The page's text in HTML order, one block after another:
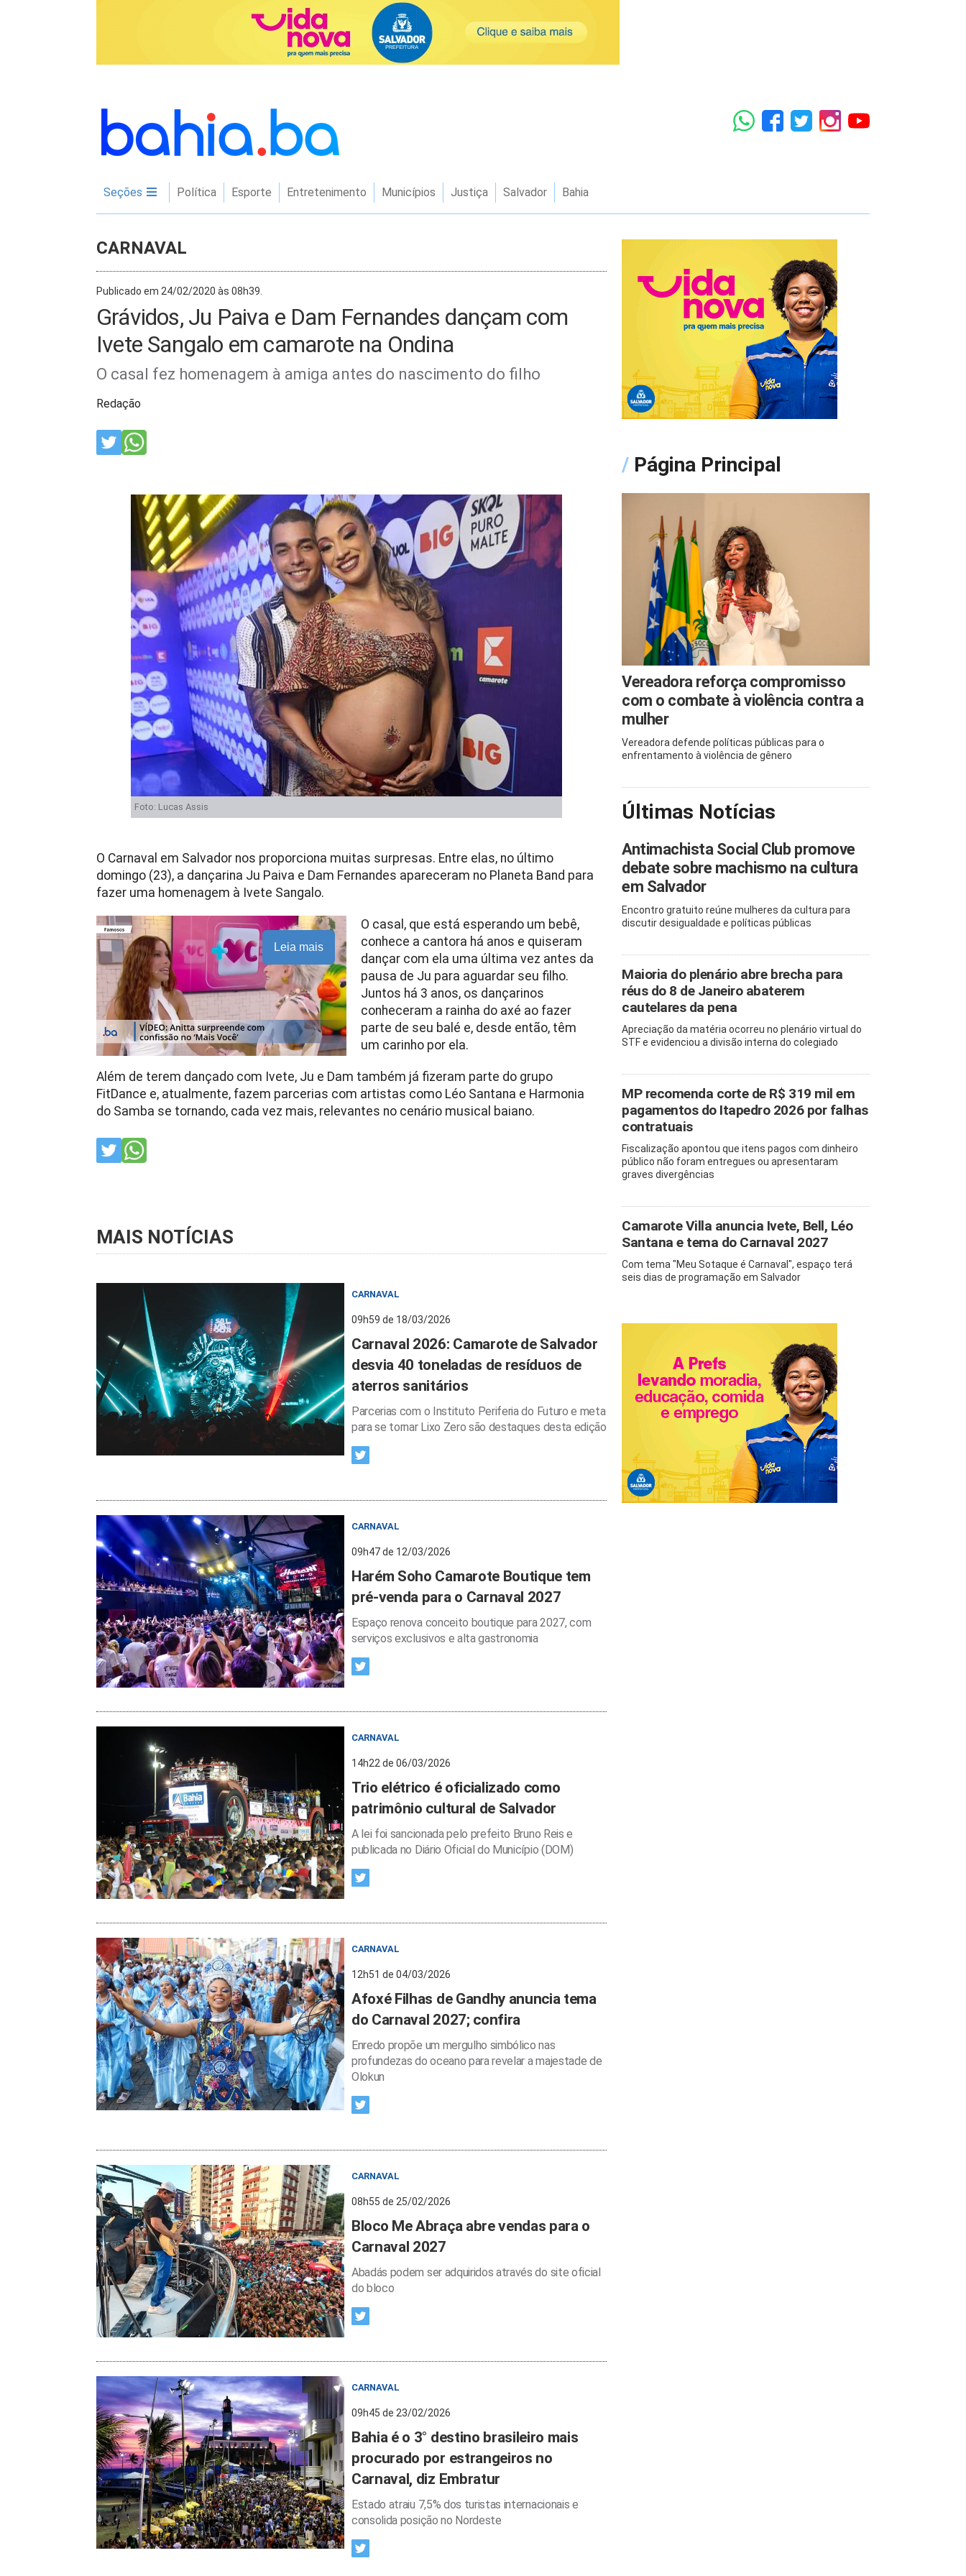
Seções Política Esporte Entretenimento Municípios Justiça Salvador Bahia
CARNAVAL
Publicado em 24/02/2020 às 08h39.
Grávidos, Ju Paiva e Dam Fernandes dançam com
Ivete Sangalo em camarote na Ondina
O casal fez homenagem à amiga antes do nascimento do filho
Redação
Foto: Lucas Assis
O Carnaval em Salvador nos proporciona muitas surpresas. Entre elas, no último
domingo (23), a dançarina Ju Paiva e Dam Fernandes apareceram no Planeta Band para
fazer uma homenagem à Ivete Sangalo.
Leia mais
O casal, que está esperando um bebê,
conhece a cantora há anos e quiseram
dançar com ela uma última vez antes da
pausa de Ju para aguardar seu filho.
Juntos há 3 anos, os dançarinos
conheceram a rainha do axé ao fazer
parte de seu balé e, desde então, têm
um carinho por ela.
Além de terem dançado com Ivete, Ju e Dam também já fizeram parte do grupo
FitDance e, atualmente, fazem parcerias com artistas como Léo Santana e Harmonia
do Samba se tornando, cada vez mais, relevantes no cenário musical baiano.
MAIS NOTÍCIAS
CARNAVAL
09h59 de 18/03/2026
Carnaval 2026: Camarote de Salvador
desvia 40 toneladas de resíduos de
aterros sanitários
Parcerias com o Instituto Periferia do Futuro e meta
para se tornar Lixo Zero são destaques desta edição
CARNAVAL
09h47 de 12/03/2026
Harém Soho Camarote Boutique tem
pré-venda para o Carnaval 2027
Espaço renova conceito boutique para 2027, com
serviços exclusivos e alta gastronomia
CARNAVAL
14h22 de 06/03/2026
Trio elétrico é oficializado como
patrimônio cultural de Salvador
A lei foi sancionada pelo prefeito Bruno Reis e
publicada no Diário Oficial do Município (DOM)
CARNAVAL
12h51 de 04/03/2026
Afoxé Filhas de Gandhy anuncia tema
do Carnaval 2027; confira
Enredo propõe um mergulho simbólico nas
profundezas do oceano para revelar a majestade de
Olokun
CARNAVAL
08h55 de 25/02/2026
Bloco Me Abraça abre vendas para o
Carnaval 2027
Abadás podem ser adquiridos através do site oficial
do bloco
CARNAVAL
09h45 de 23/02/2026
Bahia é o 3° destino brasileiro mais
procurado por estrangeiros no
Carnaval, diz Embratur
Estado atraiu 7,5% dos turistas internacionais e
consolida posição no Nordeste
/ Página Principal
Vereadora reforça compromisso
com o combate à violência contra a
mulher
Vereadora defende políticas públicas para o
enfrentamento à violência de gênero
Últimas Notícias
Antimachista Social Club promove
debate sobre machismo na cultura
em Salvador
Encontro gratuito reúne mulheres da cultura para
discutir desigualdade e políticas públicas
Maioria do plenário abre brecha para
réus do 8 de Janeiro abaterem
cautelares da pena
Apreciação da matéria ocorreu no plenário virtual do
STF e evidenciou a divisão interna do colegiado
MP recomenda corte de R$ 319 mil em
pagamentos do Itapedro 2026 por falhas
contratuais
Fiscalização apontou que itens pagos com dinheiro
público não foram entregues ou apresentaram
graves divergências
Camarote Villa anuncia Ivete, Bell, Léo
Santana e tema do Carnaval 2027
Com tema "Meu Sotaque é Carnaval", espaço terá
seis dias de programação em Salvador